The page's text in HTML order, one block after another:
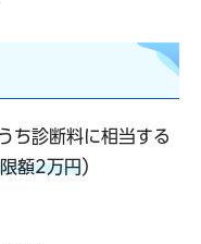
ち診断料に相当する
額2万円）